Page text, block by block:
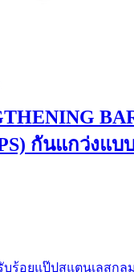
กันแกว่งแบ
บร้อยแป๊ปสแตนเลสกล